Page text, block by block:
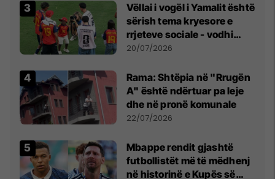
Vëllai i vogël i Yamalit është
sërish tema kryesore e
rrjeteve sociale - vodhi
vëmendjen pas finales së
20/07/2026
Rama: Shtëpia në "Rrugën
A" është ndërtuar pa leje
dhe në pronë komunale
22/07/2026
Mbappe rendit gjashtë
futbollistët më të mëdhenj
në historinë e Kupës së